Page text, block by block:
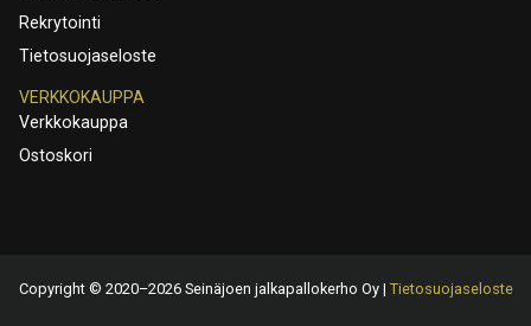
Rekrytointi
Tietosuojaseloste
VERKKOKAUPPA
Verkkokauppa
Ostoskori
Copyright © 2020–2026 Seinäjoen jalkapallokerho Oy | Tietosuojaseloste